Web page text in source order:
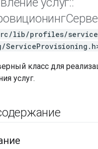
lib/profiles/
класс для
услуг.